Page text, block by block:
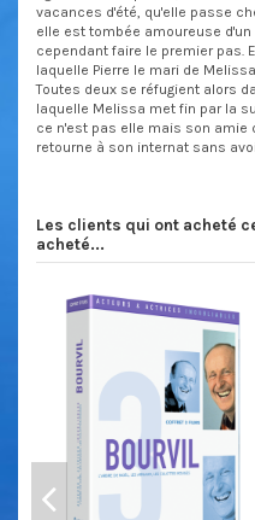
vacances d'été, qu'elle passe
elle est tombée amoureuse
cependant faire le premier pas.
laquelle Pierre le mari de
Toutes deux se réfugient alors
laquelle Melissa met fin par la
ce n'est pas elle mais son amie
retourne à son internat sans
Les clients qui ont acheté
acheté...